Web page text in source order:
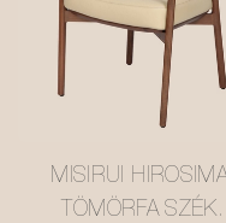
MISIRUI
TÖMÖRFA SZÉK